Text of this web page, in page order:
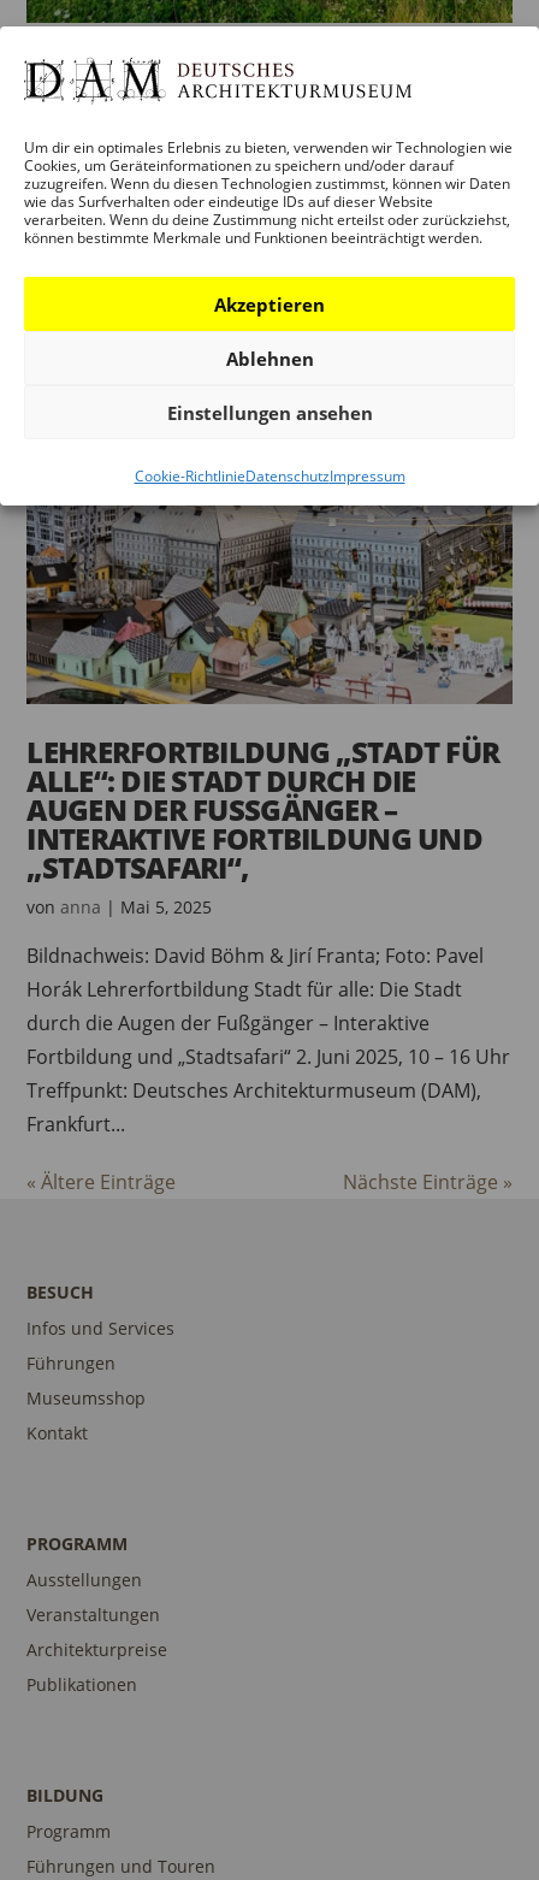
Um dir ein optimales Erlebnis zu bieten, verwenden wir Technologien wie
Cookies, um Geräteinformationen zu speichern und/oder darauf
zuzugreifen. Wenn du diesen Technologien zustimmst, können wir Daten
wie das Surfverhalten oder eindeutige IDs auf dieser Website
verarbeiten. Wenn du deine Zustimmung nicht erteilst oder zurückziehst,
können bestimmte Merkmale und Funktionen beeinträchtigt werden.
Akzeptieren
Ablehnen
Einstellungen ansehen
Cookie-RichtlinieDatenschutzImpressum
ALS PRIVATHAUSHALT DIE
WÄRMEWENDE MEISTERN
vonanna |Juli 1, 2025
furoris X art, Chemnitz Kultur- und
Informationszentrum, Ursprung, Foto: Christian
Reuther Als Privathaushalt die Wärmewende
Eintritt 7 Euro Hessen soll 2045 klimaneutral sein. Als
zentrale Ansprechpartnerin und...
LEHRERFORTBILDUNG „STADT FÜR
ALLE“: DIE STADT DURCH DIE
AUGEN DER FUSSGÄNGER – I
NTERAKTIVE FORTBILDUNG UND „
STADTSAFARI“,
vonanna | Mai 5, 2025
Bildnachweis: David Böhm & Jirí Franta; Foto: Pavel
Horák Lehrerfortbildung Stadt für alle: Die Stadt
durch die Augen der Fußgänger – Interaktive
Fortbildung und „Stadtsafari“ 2. Juni 2025, 10 – 16 Uhr
Treffpunkt: Deutsches Architekturmuseum (DAM),
Frankfurt...
« Ältere Einträge Nächste Einträge »
BESUCH
Infos und Services
Führungen
Museumsshop
Kontakt
PROGRAMM
Ausstellungen
Veranstaltungen
Architekturpreise
Publikationen
BILDUNG
Programm
Führungen und Touren